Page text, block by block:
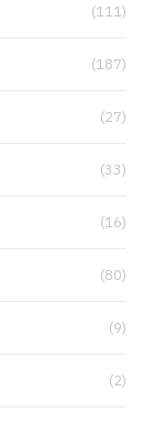
(111)
(187)
(27)
(33)
(16)
(80)
(9)
(2)